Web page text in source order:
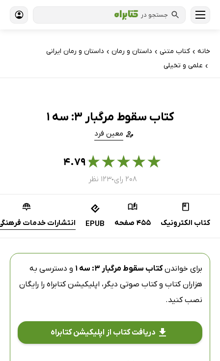
جستجو در
خانه › کتاب‌ متنی › داستان و رمان › داستان و رمان ایرانی
› علمی و تخیلی
کتاب سقوط مرگبار 3: سه 1
معین فرد
★
★
★
★
★۴.۷۹
۲۰۸ رای ●۱۲۳ نظر
کتاب الکترونیک 455 صفحه EPUB انتشارات خدمات
برای خواندنکتاب سقوط مرگبار 3: سه 1
و دسترسی به
هزاران کتاب و کتاب صوتی دیگر، اپلیکیشن کتابراه را رایگان
نصب کنید.
دریافت کتاب از اپلیکیشن کتابراه